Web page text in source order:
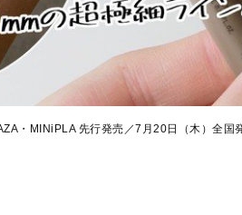
・MINiPLA 先行発売／7月20日（木）全国